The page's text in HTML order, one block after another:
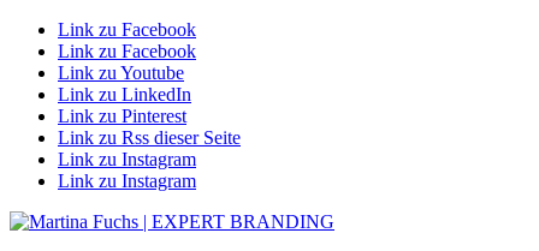
Link zu Facebook
Link zu Facebook
Link zu Youtube
Link zu LinkedIn
Link zu Pinterest
Link zu Rss dieser Seite
Link zu Instagram
Link zu Instagram